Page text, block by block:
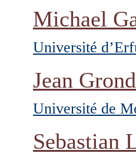
Michael
Université
Jean
Université de
Sebastian